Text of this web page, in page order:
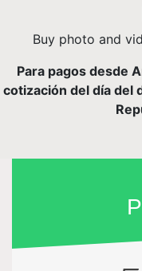
Buy photo and
Para pagos desde
cotización del día del